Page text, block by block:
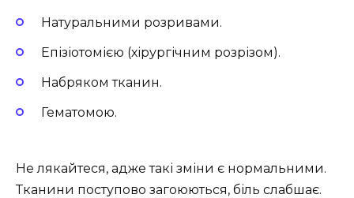
Натуральними розривами.
Епізіотомією (хірургічним розрізом).
Набряком тканин.
Гематомою.
Не лякайтеся, адже такі зміни є нормальними.
Тканини поступово загоюються, біль слабшає.